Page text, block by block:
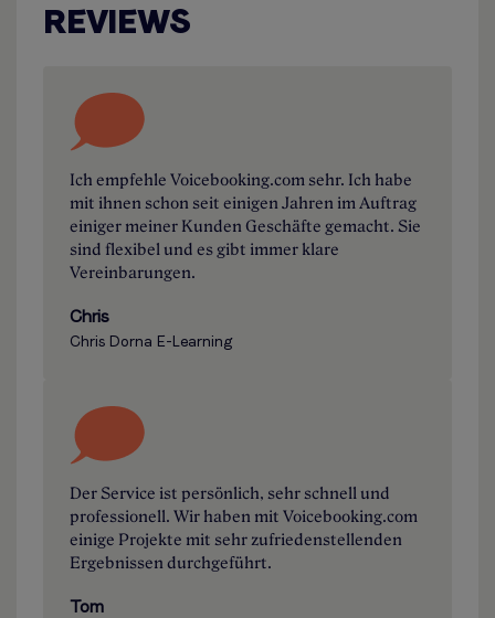
REVIEWS
Ich empfehle Voicebooking.com sehr. Ich habe
mit ihnen schon seit einigen Jahren im Auftrag
einiger meiner Kunden Geschäfte gemacht. Sie
sind flexibel und es gibt immer klare
Vereinbarungen.
Chris
Chris Dorna E-Learning
Der Service ist persönlich, sehr schnell und
professionell. Wir haben mit Voicebooking.com
einige Projekte mit sehr zufriedenstellenden
Ergebnissen durchgeführt.
Tom